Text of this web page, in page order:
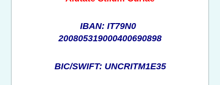
IBAN: IT79N0
200805319000400690898
BIC/SWIFT: UNCRITM1E35